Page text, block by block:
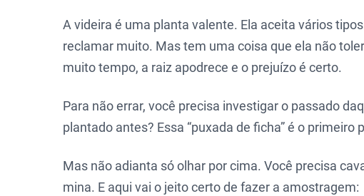
A videira é uma planta valente. Ela aceita vários
reclamar muito. Mas tem uma coisa que ela não
muito tempo, a raiz apodrece e o prejuízo é certo.
Para não errar, você precisa investigar o passado
plantado antes? Essa “puxada de ficha” é o primeiro
Mas não adianta só olhar por cima. Você precisa
mina. E aqui vai o jeito certo de fazer a amostragem: